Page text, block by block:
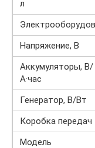
л
Напряжение, B
Аккумуляторы, В/
А·час
Генератор, В/Вт
Коробка передач
Модель